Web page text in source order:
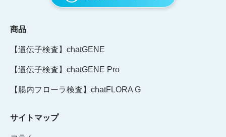
商品
【遺伝子検査】chatGENE
【遺伝子検査】chatGENE Pro
【腸内フローラ検査】chatFLORA G
サイトマップ